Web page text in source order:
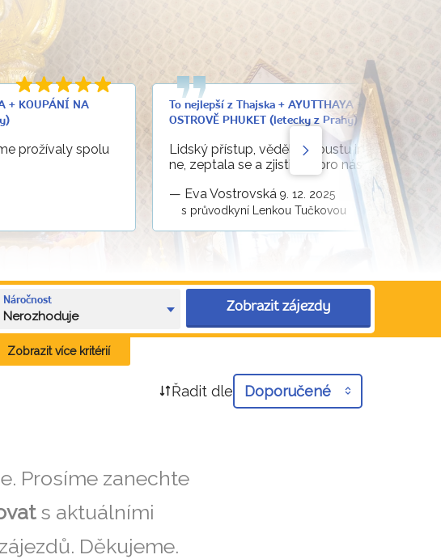
+ KOUPÁNÍ NA
prožívaly spolu
To nejlepší z Thajska + AYUTTHAYA + KOUPÁNÍ NA
OSTROVĚ PHUKET (letecky z Prahy)
Lidský přístup, věděla spoustu informací a
ne, zeptala se a zjistila je pro nás.
— Eva Vostrovská 9. 12. 2025
s průvodkyní Lenkou Tučkovou
Náročnost
Nerozhoduje
Zobrazit zájezdy
Zobrazit více kritérií
Řadit dle Doporučené
Prosíme zanechte
s aktuálními
Děkujeme.